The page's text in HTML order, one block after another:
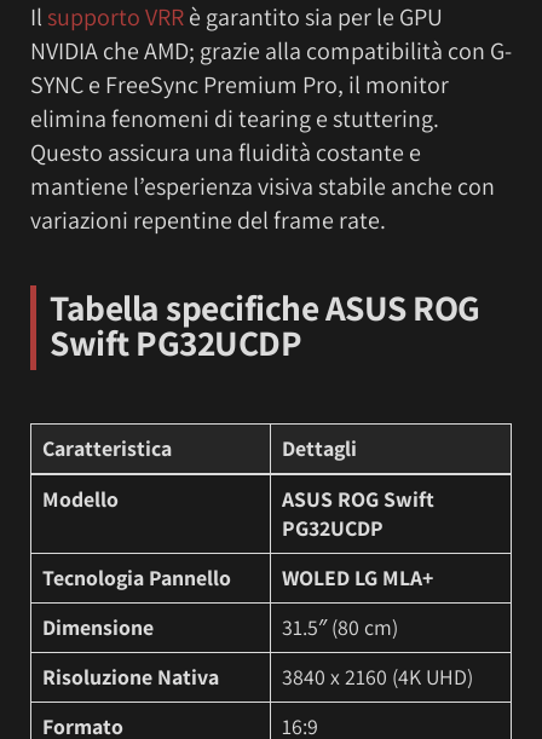
Il supporto VRRè garantito sia per le GPU
NVIDIA che AMD; grazie alla compatibilità con G-
SYNC e FreeSync Premium Pro, il monitor
elimina fenomeni di tearing e stuttering.
Questo assicura una fluidità costante e
mantiene l’esperienza visiva stabile anche con
variazioni repentine del frame rate.
Tabella specifiche ASUS ROG
Swift PG32UCDP
Caratteristica
Dettagli
Modello
ASUS ROG Swift
PG32UCDP
Tecnologia Pannello
WOLED LG MLA+
Dimensione
31.5″ (80 cm)
Risoluzione Nativa
3840 x 2160 (4K UHD)
Formato
16:9